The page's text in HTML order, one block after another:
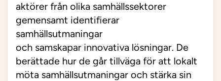
aktörer från olika samhällssektorer
gemensamt identifierar
samhällsutmaningar
och samskapar innovativa lösningar. De
berättade hur de går tillväga för att lokalt
möta samhällsutmaningar och stärka sin